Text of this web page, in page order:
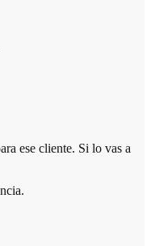
ese cliente. Si lo vas a